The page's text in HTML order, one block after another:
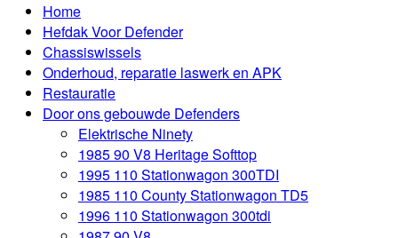
Home
Hefdak Voor Defender
Chassiswissels
Onderhoud, reparatie laswerk en APK
Restauratie
Door ons gebouwde Defenders
Elektrische Ninety
1985 90 V8 Heritage Softtop
1995 110 Stationwagon 300TDI
1985 110 County Stationwagon TD5
1996 110 Stationwagon 300tdi